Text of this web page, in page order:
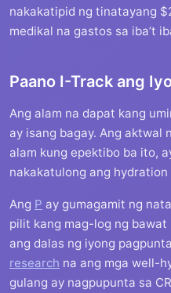
nakakatipid ng tinatayang
medikal na gastos sa iba’t
Paano I-Track ang
Ang alam na dapat kang
ay isang bagay. Ang aktwal
alam kung epektibo ba ito,
nakakatulong ang
Ang P ay gumagamit ng
pilit kang mag-log ng
ang dalas ng iyong
research na ang mga well-
gulang ay nagpupunta sa